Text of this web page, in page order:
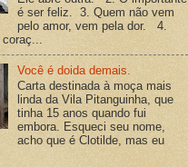
é ser feliz. 3. Quem não vem
pelo amor, vem pela dor. 4.
Você é doida demais.
Carta destinada à moça mais
linda da Vila Pitanguinha, que
tinha 15 anos quando fui
embora. Esqueci seu nome,
acho que é Clotilde, mas eu